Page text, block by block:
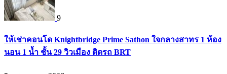
9
ให้เช่าคอนโด Knightbridge Prime Sathon ใจกลางสาทร 1 ห้อง
นอน 1 น้ำ ชั้น 29 วิวเมือง ติดรถ BRT